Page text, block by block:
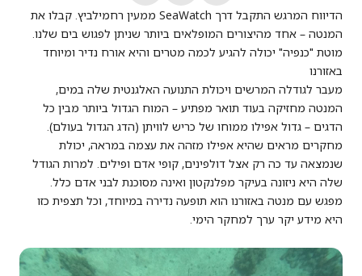
הדיווח המרגש התקבל דרך SeaWatch ממעין רחמילביץ. קבלו את
המנטה – אחד מהיצורים המופלאים ביותר שניתן לפגוש בים שלנו.
מוטת "כנפיה" יכולה להגיע לכמה מטרים והיא אורח נדיר ומיוחד
באזורנו
מעבר לגודלה המרשים ויכולת התנועה האלגנטית שלה במים,
המנטה מחזיקה בעוד תואר מפתיע – המוח הגדול ביותר מבין כל
הדגים – גדול אפילו ממוחו של כריש לוויתן (הדג הגדול בעולם).
מחקרים מראים שהיא אפילו מזהה את עצמה במראה, יכולת
שנמצאה עד כה רק אצל דולפינים, קופי אדם ופילים. למרות הגודל
שלה היא ניזונה בעיקר מפלנקטון ואינה מסוכנת לבני אדם כלל.
מפגש עם מנטה באזורנו הוא תופעה נדירה במיוחד, וכל תצפית כזו
היא מידע יקר ערך למחקר הימי.